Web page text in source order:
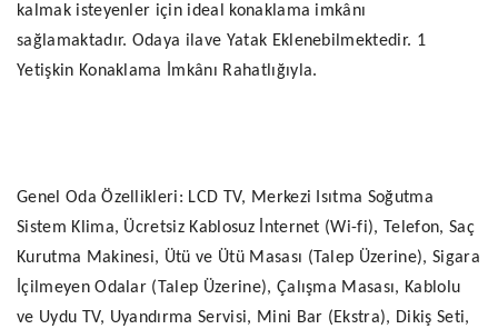
kalmak isteyenler için ideal konaklama imkânı
sağlamaktadır. Odaya ilave Yatak Eklenebilmektedir. 1
Yetişkin Konaklama İmkânı Rahatlığıyla.
Genel Oda Özellikleri: LCD TV, Merkezi Isıtma Soğutma
Sistem Klima, Ücretsiz Kablosuz İnternet (Wi-fi), Telefon, Saç
Kurutma Makinesi, Ütü ve Ütü Masası (Talep Üzerine), Sigara
İçilmeyen Odalar (Talep Üzerine), Çalışma Masası, Kablolu
ve Uydu TV, Uyandırma Servisi, Mini Bar (Ekstra), Dikiş Seti,